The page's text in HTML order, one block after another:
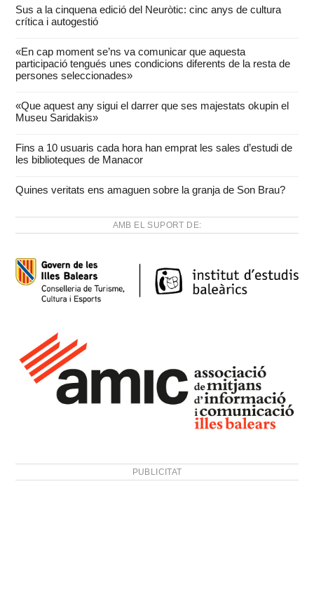
Sus a la cinquena edició del Neuròtic: cinc anys de cultura
crítica i autogestió
«En cap moment se’ns va comunicar que aquesta
participació tengués unes condicions diferents de la resta de
persones seleccionades»
«Que aquest any sigui el darrer que ses majestats okupin el
Museu Saridakis»
Fins a 10 usuaris cada hora han emprat les sales d’estudi de
les biblioteques de Manacor
Quines veritats ens amaguen sobre la granja de Son Brau?
AMB EL SUPORT DE:
PUBLICITAT